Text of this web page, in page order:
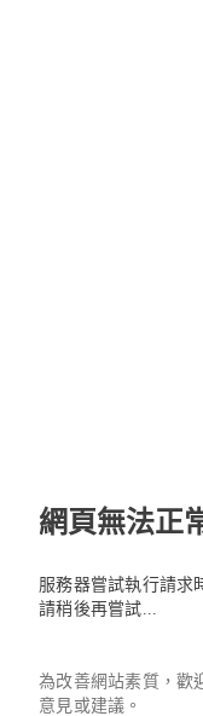
網頁無法正
服務器嘗試執行請求
請稍後再嘗試...
為改善網站素質，歡
意見或建議。